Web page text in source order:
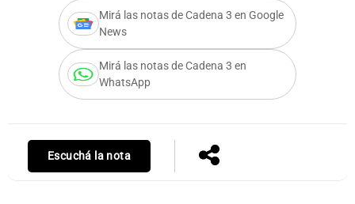
Mirá las notas de Cadena 3 en Google
News
Mirá las notas de Cadena 3 en
WhatsApp
Escuchá la nota